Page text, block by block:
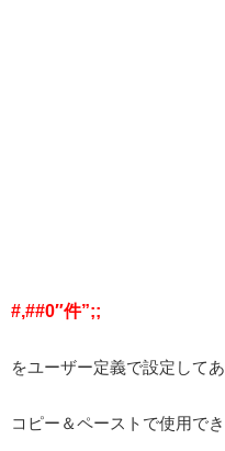
#,##0″件”;;
をユーザー定義で設定してあ
コピー＆ペーストで使用で